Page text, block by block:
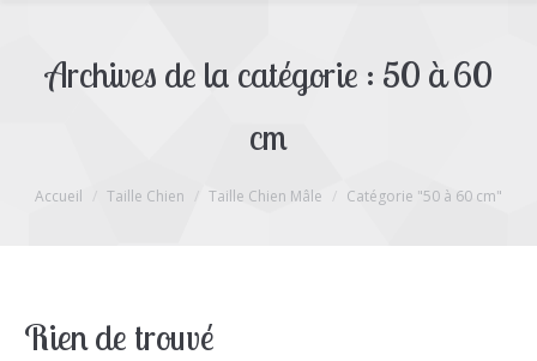
Archives de la catégorie : 50 à 60
cm
Vous êtes ici :
Accueil Taille Chien Taille Chien Mâle Catégorie "50 à 60 cm"
Rien de trouvé